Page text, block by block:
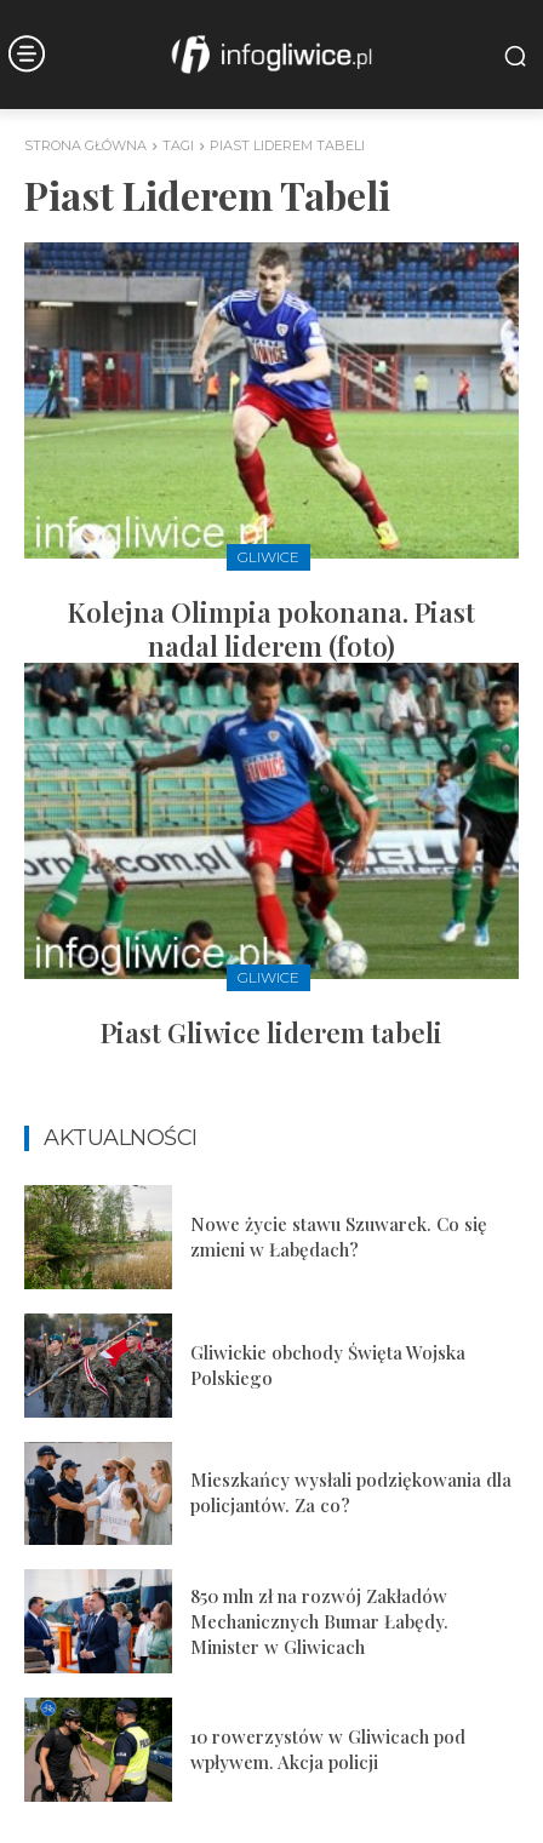
STRONA GŁÓWNA TAGI PIAST LIDEREM TABELI
Piast Liderem Tabeli
GLIWICE
Kolejna Olimpia pokonana. Piast
nadal liderem (foto)
GLIWICE
Piast Gliwice liderem tabeli
AKTUALNOŚCI
Nowe życie stawu Szuwarek. Co się
zmieni w Łabędach?
Gliwickie obchody Święta Wojska
Polskiego
Mieszkańcy wysłali podziękowania dla
policjantów. Za co?
850 mln zł na rozwój Zakładów
Mechanicznych Bumar Łabędy.
Minister w Gliwicach
10 rowerzystów w Gliwicach pod
wpływem. Akcja policji